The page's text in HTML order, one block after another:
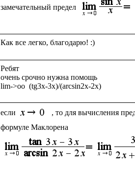
замечательный предел
Ребят
очень срочно нужна помощь
если
, то для вычисления